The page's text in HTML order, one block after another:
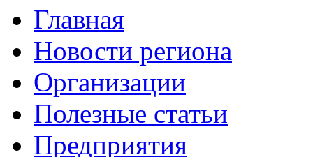
Главная
Новости региона
Организации
Полезные статьи
Предприятия